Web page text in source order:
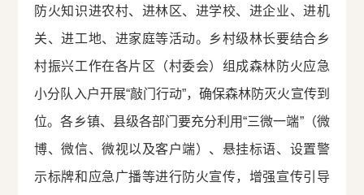
防火知识进农村、进林区、进学校、进企业、进机
关、进工地、进家庭等活动。乡村级林长要结合乡
村振兴工作在各片区（村委会）组成森林防火应急
小分队入户开展“敲门行动”，确保森林防灭火宣传到
位。各乡镇、县级各部门要充分利用“三微一端”（微
博、微信、微视以及客户端）、悬挂标语、设置警
示标牌和应急广播等进行防火宣传，增强宣传引导